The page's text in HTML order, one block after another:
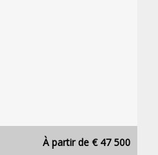
À partir de € 47 500